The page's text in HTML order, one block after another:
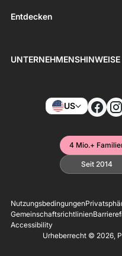
Entdecken
UNTERNEHMENSHINWEISE
US
4 Mio.+
Seit 2014
Nutzungsbedingungen
Gemeinschaftsrichtlinien
Accessibility
Urheberrecht © 2026,